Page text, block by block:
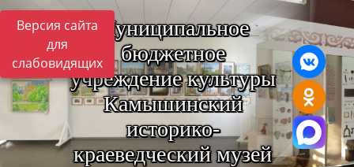
Версия сайта
для
слабовидящих
Муниципальное
бюджетное
учреждение культуры
Камышинский
историко-
краеведческий музей